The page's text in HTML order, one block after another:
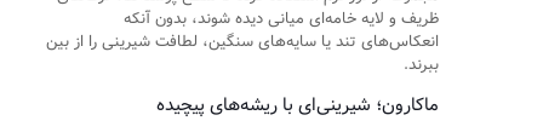
ظریف و لایه خامه‌ای میانی دیده شوند، بدون آنکه
انعکاس‌های تند یا سایه‌های سنگین، لطافت شیرینی را از بین
ببرند.
ماکارون؛ شیرینی‌ای با ریشه‌های پیچیده